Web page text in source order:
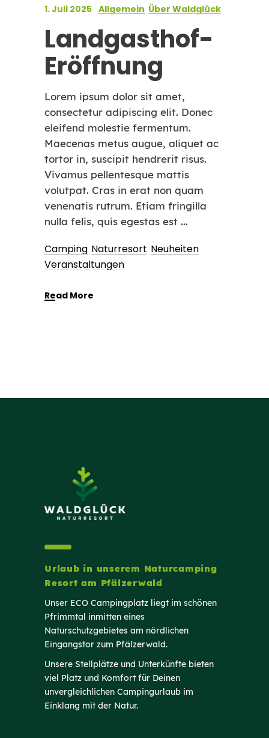
1. Juli 2025 Allgemein Über Waldglück
Landgasthof-
Eröffnung
Lorem ipsum dolor sit amet,
consectetur adipiscing elit. Donec
eleifend molestie fermentum.
Maecenas metus augue, aliquet ac
tortor in, suscipit hendrerit risus.
Vivamus pellentesque mattis
volutpat. Cras in erat non quam
venenatis rutrum. Etiam fringilla
nulla felis, quis egestas est
Camping Naturresort Neuheiten
Veranstaltungen
Read More
Urlaub in unserem Naturcamping
Resort am Pfälzerwald
Unser ECO Campingplatz liegt im schönen
Pfrimmtal inmitten eines
Naturschutzgebietes am nördlichen
Eingangstor zum Pfälzerwald.
Unsere Stellplätze und Unterkünfte bieten
viel Platz und Komfort für Deinen
unvergleichlichen Campingurlaub im
Einklang mit der Natur.